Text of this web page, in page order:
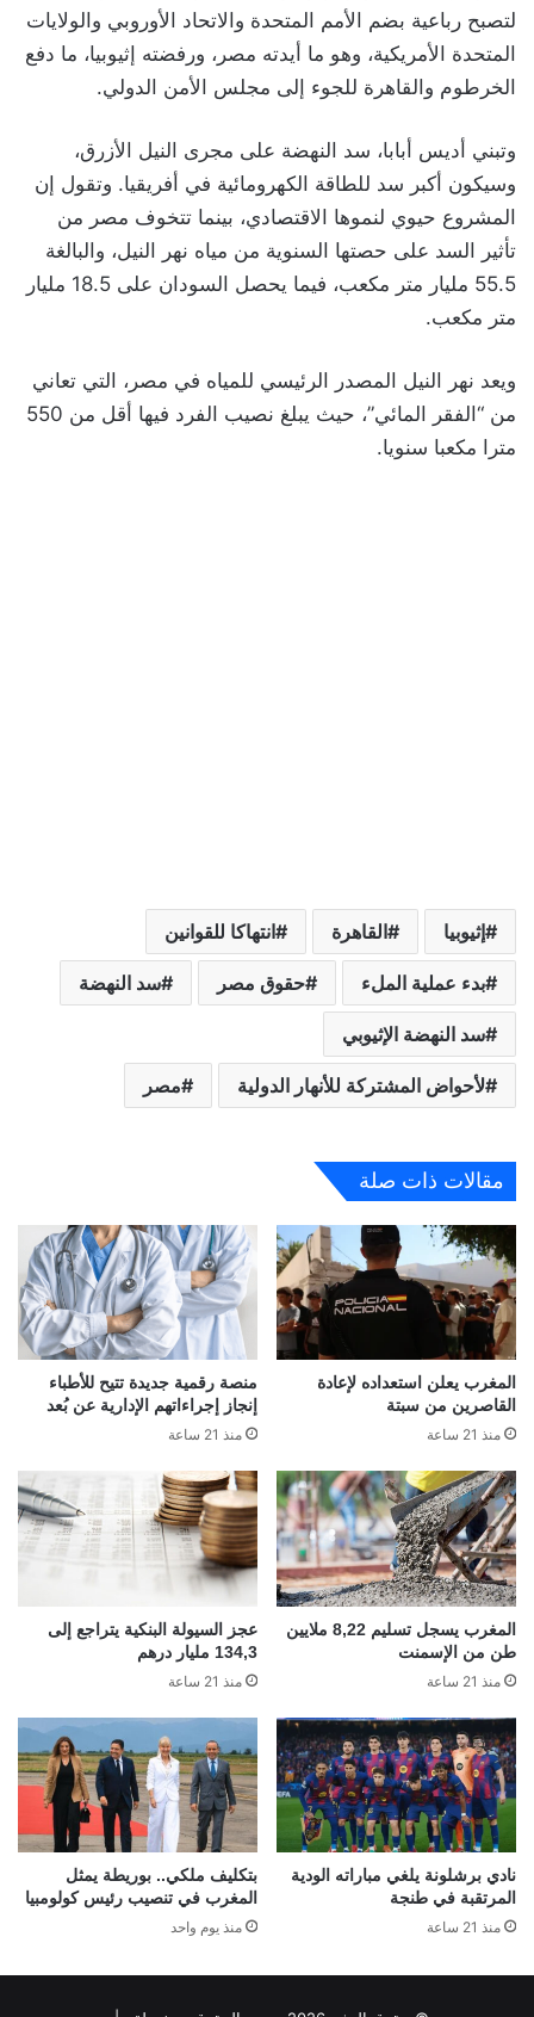
لتصبح رباعية بضم الأمم المتحدة والاتحاد الأوروبي والولايات
المتحدة الأمريكية، وهو ما أيدته مصر، ورفضته إثيوبيا، ما دفع
الخرطوم والقاهرة للجوء إلى مجلس الأمن الدولي.
وتبني أديس أبابا، سد النهضة على مجرى النيل الأزرق،
وسيكون أكبر سد للطاقة الكهرومائية في أفريقيا. وتقول إن
المشروع حيوي لنموها الاقتصادي، بينما تتخوف مصر من
تأثير السد على حصتها السنوية من مياه نهر النيل، والبالغة
55.5 مليار متر مكعب، فيما يحصل السودان على 18.5 مليار
متر مكعب.
ويعد نهر النيل المصدر الرئيسي للمياه في مصر، التي تعاني
من “الفقر المائي”، حيث يبلغ نصيب الفرد فيها أقل من 550
مترا مكعبا سنويا.
إثيوبيا القاهرة انتهاكا للقوانين
بدء عملية الملء حقوق مصر سد النهضة
سد النهضة الإثيوبي
لأحواض المشتركة للأنهار الدولية مصر
مقالات ذات صلة
المغرب يعلن استعداده لإعادة
القاصرين من سبتة
منذ 21 ساعة
منصة رقمية جديدة تتيح للأطباء
إنجاز إجراءاتهم الإدارية عن بُعد
منذ 21 ساعة
المغرب يسجل تسليم 8,22 ملايين
طن من الإسمنت
منذ 21 ساعة
عجز السيولة البنكية يتراجع إلى
134,3 مليار درهم
منذ 21 ساعة
نادي برشلونة يلغي مباراته الودية
المرتقبة في طنجة
منذ 21 ساعة
بتكليف ملكي.. بوريطة يمثل
المغرب في تنصيب رئيس كولومبيا
منذ يوم واحد